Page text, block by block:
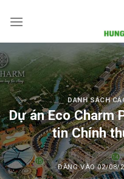
qua
dung
DANH SÁCH
Dự án Eco Charm
tin Chính
ĐĂNG VÀO02/08/